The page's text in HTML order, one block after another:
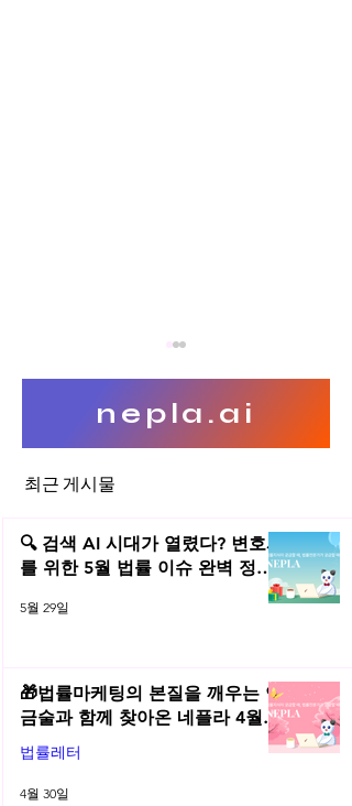
vs 사랑은 아무나 하나
nepla.ai
최근 게시물
🔍 검색 AI 시대가 열렸다? 변호사
를 위한 5월 법률 이슈 완벽 정리 |
5월 29일
🎁법률마케팅의 본질을 깨우는 연
금술과 함께 찾아온 네플라 4월
법률레터
법률레터
4월 30일